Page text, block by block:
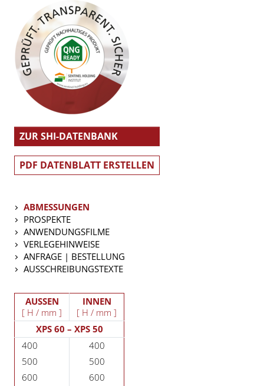
ZUR SHI-DATENBANK
PDF DATENBLATT ERSTELLEN
ABMESSUNGEN
PROSPEKTE
ANWENDUNGSFILME
VERLEGEHINWEISE
ANFRAGE | BESTELLUNG
AUSSCHREIBUNGSTEXTE
AUSSEN
INNEN
[ H / mm ]
[ H / mm ]
XPS 60 – XPS 50
400
400
500
500
600
600